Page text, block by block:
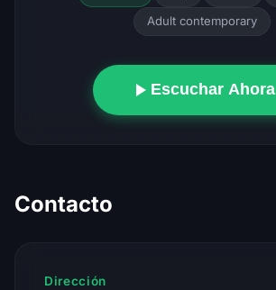
Adult contemporary
Escuchar Ahora
Contacto
Dirección